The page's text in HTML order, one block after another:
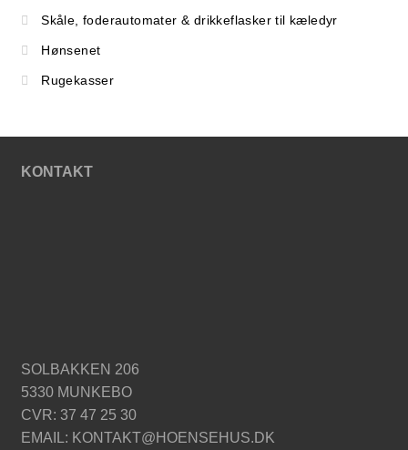
Skåle, foderautomater & drikkeflasker til kæledyr
Hønsenet
Rugekasser
KONTAKT
SOLBAKKEN 206
5330 MUNKEBO
CVR: 37 47 25 30
EMAIL: KONTAKT@HOENSEHUS.DK